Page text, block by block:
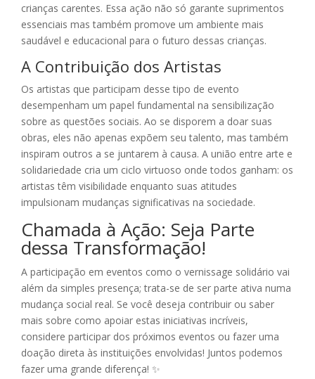
crianças carentes. Essa ação não só garante suprimentos
essenciais mas também promove um ambiente mais
saudável e educacional para o futuro dessas crianças.
A Contribuição dos Artistas
Os artistas que participam desse tipo de evento
desempenham um papel fundamental na sensibilização
sobre as questões sociais. Ao se disporem a doar suas
obras, eles não apenas expõem seu talento, mas também
inspiram outros a se juntarem à causa. A união entre arte e
solidariedade cria um ciclo virtuoso onde todos ganham: os
artistas têm visibilidade enquanto suas atitudes
impulsionam mudanças significativas na sociedade.
Chamada à Ação: Seja Parte
dessa Transformação!
A participação em eventos como o vernissage solidário vai
além da simples presença; trata-se de ser parte ativa numa
mudança social real. Se você deseja contribuir ou saber
mais sobre como apoiar estas iniciativas incríveis,
considere participar dos próximos eventos ou fazer uma
doação direta às instituições envolvidas! Juntos podemos
fazer uma grande diferença! ✨